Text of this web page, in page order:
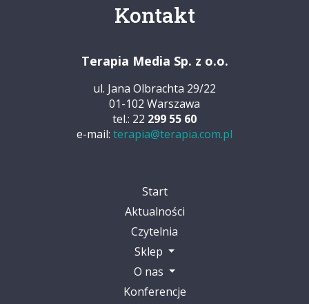
Kontakt
Terapia Media Sp. z o.o.
ul. Jana Olbrachta 29/22
01-102 Warszawa
tel.: 22 299 55 60
e-mail: terapia@terapia.com.pl
Start
Aktualności
Czytelnia
Sklep
O nas
Konferencje